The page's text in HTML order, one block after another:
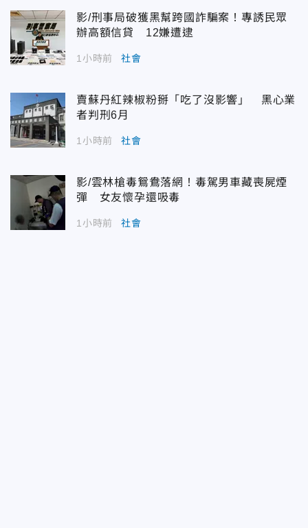
影/刑事局破獲黑幫跨國詐騙案！專誘民眾
辦高額信貸 12嫌遭逮
1小時前 社會
賣蘇丹紅辣椒粉掰「吃了沒影響」 黑心業
者判刑6月
1小時前 社會
影/雲林槍毒鴛鴦落網！毒駕男車藏喪屍煙
彈 女友懷孕還吸毒
1小時前 社會